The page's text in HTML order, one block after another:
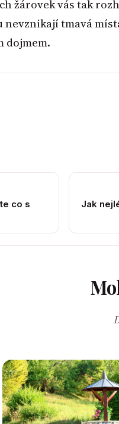
žárovek vás tak
tmavá
dojmem.
co s
Jak